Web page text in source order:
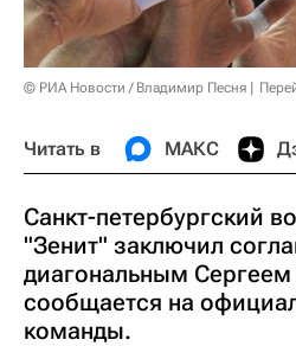
© РИА Новости / Владимир Песня
Читать в МАКС
Санкт-петербургский
"Зенит" заключил
диагональным
сообщается на
команды.